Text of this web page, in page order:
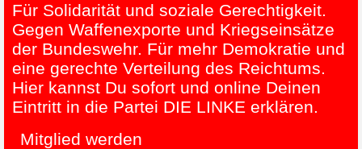
Für Solidarität und soziale Gerechtigkeit.
Gegen Waffenexporte und Kriegseinsätze
der Bundeswehr. Für mehr Demokratie und
eine gerechte Verteilung des Reichtums.
Hier kannst Du sofort und online Deinen
Eintritt in die Partei DIE LINKE erklären.
Mitglied werden